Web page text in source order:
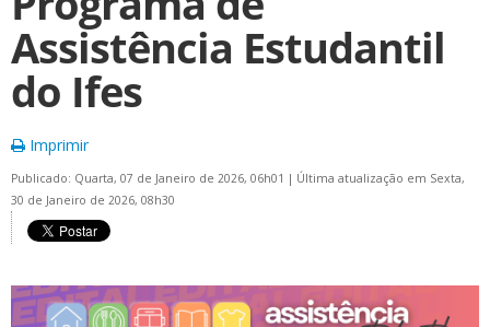
Assistência Estudantil
do Ifes
Imprimir
Publicado: Quarta, 07 de Janeiro de 2026, 06h01 | Última atualização em Sexta,
30 de Janeiro de 2026, 08h30